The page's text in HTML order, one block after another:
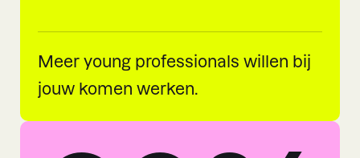
Meer young professionals willen bij
jouw komen werken.